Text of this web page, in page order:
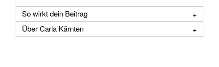
So wirkt dein Beitrag
Über Carla Kärnten